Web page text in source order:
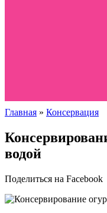
Главная » Консервация
водой
Поделиться на Facebook